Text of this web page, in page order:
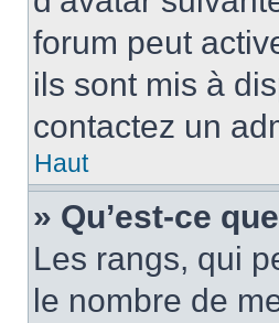
forum peut
ils sont mis à
contactez un
Haut
» Qu’est-ce
Les rangs, qui
le nombre de